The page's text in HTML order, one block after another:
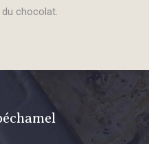
chocolat.